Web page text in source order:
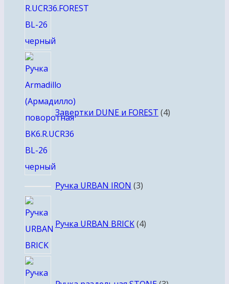
Завертки DUNE и FOREST 4
Ручка URBAN IRON 33
Ручка URBAN BRICK 4товара
товара